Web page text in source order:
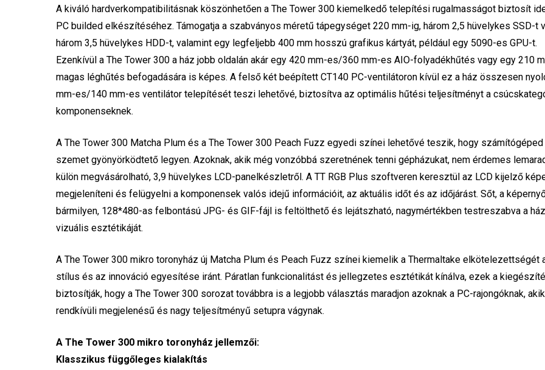
A kiváló hardverkompatibilitásnak köszönhetően a The Tower 300 kiemelkedő telepítési rugalmasságot biztosít
PC builded elkészítéséhez. Támogatja a szabványos méretű tápegységet 220 mm-ig, három 2,5 hüvelykes SSD-t
három 3,5 hüvelykes HDD-t, valamint egy legfeljebb 400 mm hosszú grafikus kártyát, például egy 5090-es GPU-t.
Ezenkívül a The Tower 300 a ház jobb oldalán akár egy 420 mm-es/360 mm-es AIO-folyadékhűtés vagy egy 210
magas léghűtés befogadására is képes. A felső két beépített CT140 PC-ventilátoron kívül ez a ház összesen
mm-es/140 mm-es ventilátor telepítését teszi lehetővé, biztosítva az optimális hűtési teljesítményt a
komponenseknek.
A The Tower 300 Matcha Plum és a The Tower 300 Peach Fuzz egyedi színei lehetővé teszik, hogy számítógéped
szemet gyönyörködtető legyen. Azoknak, akik még vonzóbbá szeretnének tenni gépházukat, nem érdemes
külön megvásárolható, 3,9 hüvelykes LCD-panelkészletről. A TT RGB Plus szoftveren keresztül az LCD kijelző
megjeleníteni és felügyelni a komponensek valós idejű információit, az aktuális időt és az időjárást. Sőt, a
bármilyen, 128*480-as felbontású JPG- és GIF-fájl is feltölthető és lejátszható, nagymértékben testreszabva a
vizuális esztétikáját.
A The Tower 300 mikro toronyház új Matcha Plum és Peach Fuzz színei kiemelik a Thermaltake elkötelezettségét
stílus és az innováció egyesítése iránt. Páratlan funkcionalitást és jellegzetes esztétikát kínálva, ezek a
biztosítják, hogy a The Tower 300 sorozat továbbra is a legjobb választás maradjon azoknak a PC-rajongóknak, akik
rendkívüli megjelenésű és nagy teljesítményű setupra vágynak.
A The Tower 300 mikro toronyház jellemzői:
Klasszikus függőleges kialakítás